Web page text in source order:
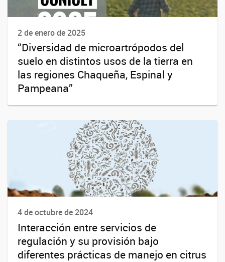
2 de enero de 2025
“Diversidad de microartrópodos del
suelo en distintos usos de la tierra en
las regiones Chaqueña, Espinal y
Pampeana”
4 de octubre de 2024
Interacción entre servicios de
regulación y su provisión bajo
diferentes prácticas de manejo en citrus